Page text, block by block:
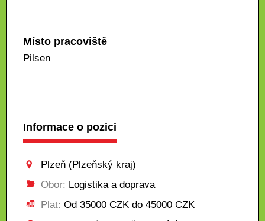
Místo pracoviště
Pilsen
Informace o pozici
Plzeň (Plzeňský kraj)
Obor: Logistika a doprava
Plat: Od 35000 CZK do 45000 CZK